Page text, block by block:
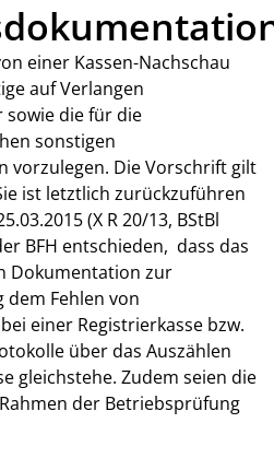
einer Kassen-Nachschau
auf Verlangen
sowie die für die
sonstigen
vorzulegen. Die Vorschrift gilt
ist letztlich zurückzuführen
(X R 20/13, BStBl
BFH entschieden, dass das
Dokumentation zur
Fehlen von
einer Registrierkasse bzw.
über das Auszählen
gleichstehe. Zudem seien die
der Betriebsprüfung